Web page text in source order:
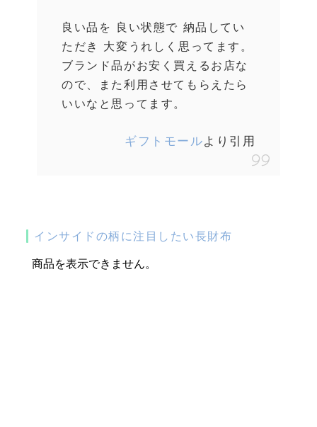
良い品を 良い状態で 納品してい
ただき 大変うれしく思ってます。
ブランド品がお安く買えるお店な
ので、また利用させてもらえたら
いいなと思ってます。
ギフトモールより引用
インサイドの柄に注目したい長財布